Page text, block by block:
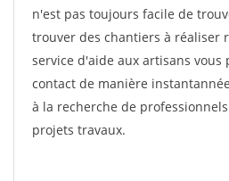
n'est pas toujours facile de
trouver des chantiers à réaliser
service d'aide aux artisans
contact de manière
à la recherche de
projets travaux.